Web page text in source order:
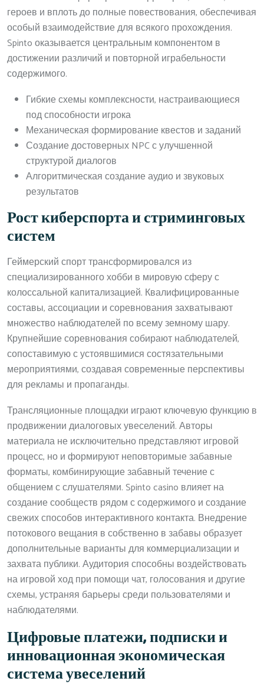
героев и вплоть до полные повествования, обеспечивая
особый взаимодействие для всякого прохождения.
Spinto оказывается центральным компонентом в
достижении различий и повторной играбельности
содержимого.
Гибкие схемы комплексности, настраивающиеся
под способности игрока
Механическая формирование квестов и заданий
Создание достоверных NPC с улучшенной
структурой диалогов
Алгоритмическая создание аудио и звуковых
результатов
Рост киберспорта и стриминговых
систем
Геймерский спорт трансформировался из
специализированного хобби в мировую сферу с
колоссальной капитализацией. Квалифицированные
составы, ассоциации и соревнования захватывают
множество наблюдателей по всему земному шару.
Крупнейшие соревнования собирают наблюдателей,
сопоставимую с устоявшимися состязательными
мероприятиями, создавая современные перспективы
для рекламы и пропаганды.
Трансляционные площадки играют ключевую функцию в
продвижении диалоговых увеселений. Авторы
материала не исключительно представляют игровой
процесс, но и формируют неповторимые забавные
форматы, комбинирующие забавный течение с
общением с слушателями. Spinto casino влияет на
создание сообществ рядом с содержимого и создание
свежих способов интерактивного контакта. Внедрение
потокового вещания в собственно в забавы образует
дополнительные варианты для коммерциализации и
захвата публики. Аудитория способны воздействовать
на игровой ход при помощи чат, голосования и другие
схемы, устраняя барьеры среди пользователями и
наблюдателями.
Цифровые платежи, подписки и
инновационная экономическая
система увеселений